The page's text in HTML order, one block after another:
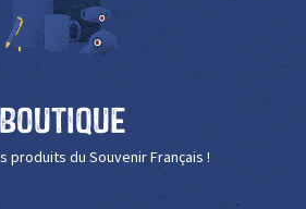
Boutique
produits du Souvenir Français !